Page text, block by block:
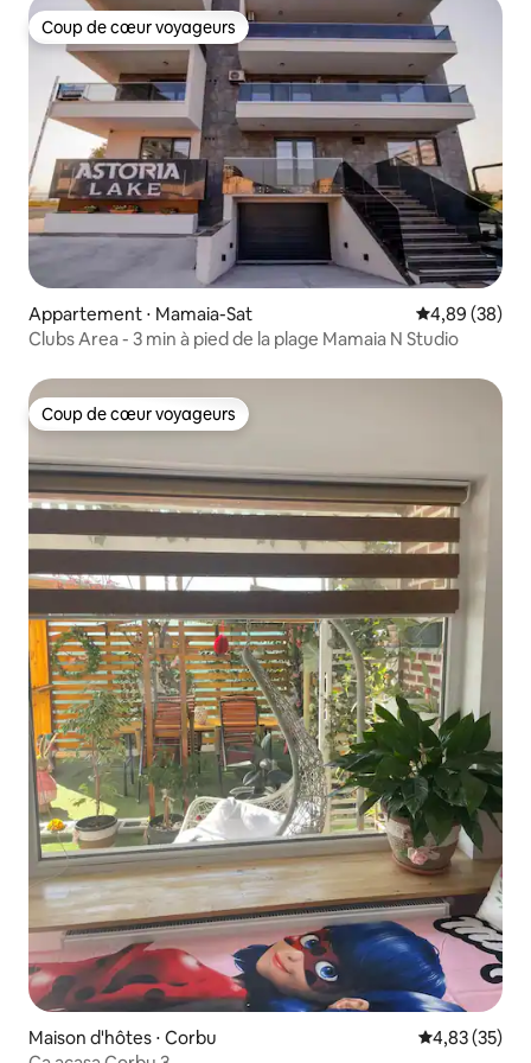
Coup de cœur voyageurs
Coup de cœur voyageurs
Appartement ⋅ Mamaia-Sat Évaluation
4,89 (38)
Clubs Area - 3 min à pied de la plage Mamaia N Studio
Coup de cœur voyageurs
Coup de cœur voyageurs
Maison d'hôtes ⋅ Corbu Évaluation
4,83 (35)